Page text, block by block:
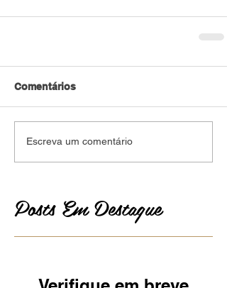
Comentários
Escreva um comentário
Posts Em Destaque